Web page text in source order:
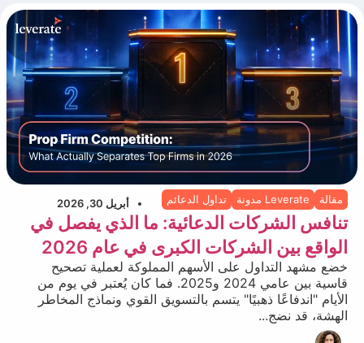
مقالة Leverate مدونة تداول الدعائم أبريل 30, 2026
تنافس الشركات الدعائية: ما الذي يفصل في
الواقع بين الشركات الكبرى في عام 2026
خضع مشهد التداول على الأسهم المملوكة لعملية تصحيح
قاسية بين عامي 2024 و2025. فما كان يُعتبر في يوم من
الأيام "اندفاعًا ذهبيًا" يتسم بالتسويق القوي ونماذج المخاطر
الهشة، قد نضج...